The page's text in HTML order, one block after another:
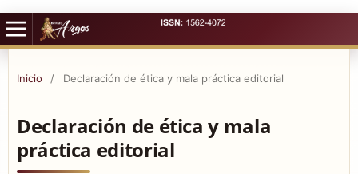
Inicio / Declaración de ética y mala práctica editorial
Declaración de ética y mala
práctica editorial